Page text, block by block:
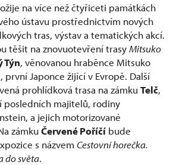
na více než čtyřiceti památkách
ústavu prostřednictvím nových
tras, výstav a tematických akcí.
těšit na znovuotevření trasyMitsuko
Týn, věnovanou hraběnce Mitsuko
první Japonce žijící v Evropě. Další
prohlídková trasa na zámkuTelč,
majitelů, rodiny
a jejich motorizované
zámkuČervené Poříčí bude
s názvem Cestovní horečka.
do světa.